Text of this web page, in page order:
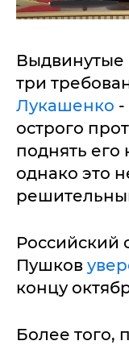
Выдвинутые
три
Лукашенко -
острого
поднять его
однако это
Российский
Пушков
концу
Более того,